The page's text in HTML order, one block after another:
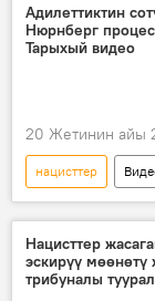
Адилеттиктин
Нюрнберг
Тарыхый видео
20 Жетинин айы
нацисттер
Улуу Ата Мекендик
адилеттик
Нацисттер
эскирүү
трибуналы